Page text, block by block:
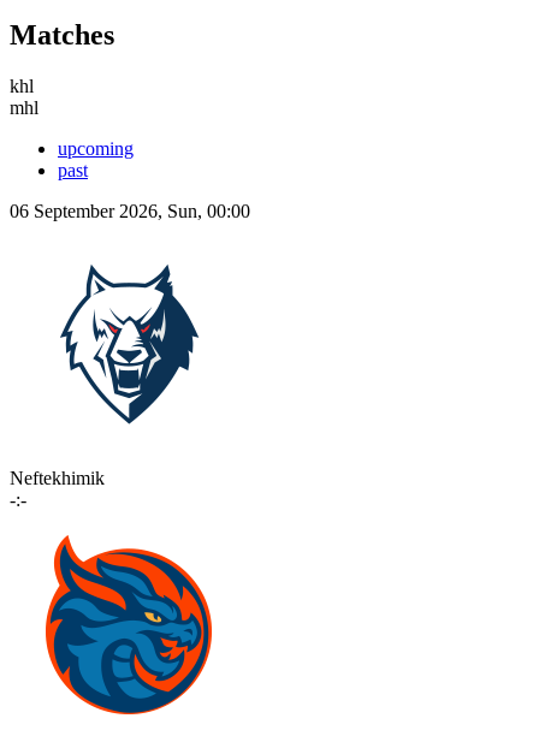
Matches
khl
mhl
upcoming
past
06 September 2026, Sun, 00:00
Neftekhimik
-:-